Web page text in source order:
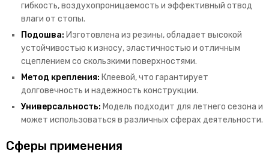
гибкость, воздухопроницаемость и эффективный отвод
влаги от стопы.
Подошва: Изготовлена из резины, обладает высокой
устойчивостью к износу, эластичностью и отличным
сцеплением со скользкими поверхностями.
Метод крепления: Клеевой, что гарантирует
долговечность и надежность конструкции.
Универсальность: Модель подходит для летнего сезона и
может использоваться в различных сферах деятельности.
Сферы применения